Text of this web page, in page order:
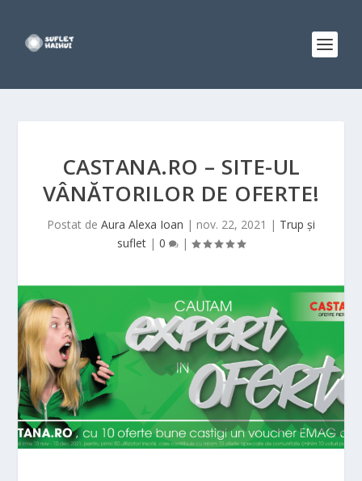
CASTANA.RO – SITE-UL
VÂNĂTORILOR DE OFERTE!
Postat de Aura Alexa Ioan | nov. 22, 2021 | Trup și
suflet | 0 |